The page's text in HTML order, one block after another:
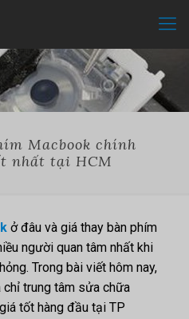
Macbook chính
nhất tại HCM
ở đâu và giá thay bàn phím
người quan tâm nhất khi
Trong bài viết hôm nay,
trung tâm sửa chữa
tốt hàng đầu tại TP